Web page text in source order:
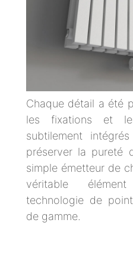
Chaque détail a été
les fixations et
subtilement
préserver la pureté
simple émetteur de
véritable
technologie de
de gamme.